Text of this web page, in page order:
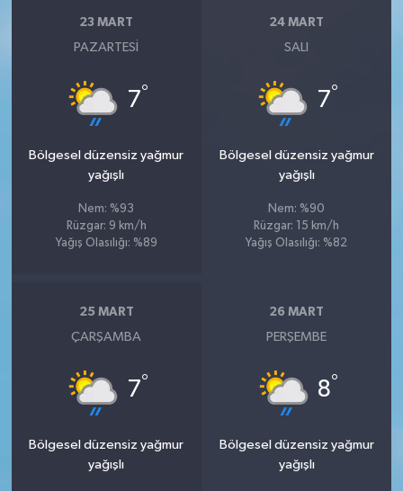
23 MART
PAZARTESI
7°
Bölgesel düzensiz yağmur
yağışlı
Nem: %93
Rüzgar: 9 km/h
Yağış Olasılığı: %89
24 MART
SALI
7°
Bölgesel düzensiz yağmur
yağışlı
Nem: %90
Rüzgar: 15 km/h
Yağış Olasılığı: %82
25 MART
ÇARŞAMBA
7°
Bölgesel düzensiz yağmur
yağışlı
26 MART
PERŞEMBE
8°
Bölgesel düzensiz yağmur
yağışlı